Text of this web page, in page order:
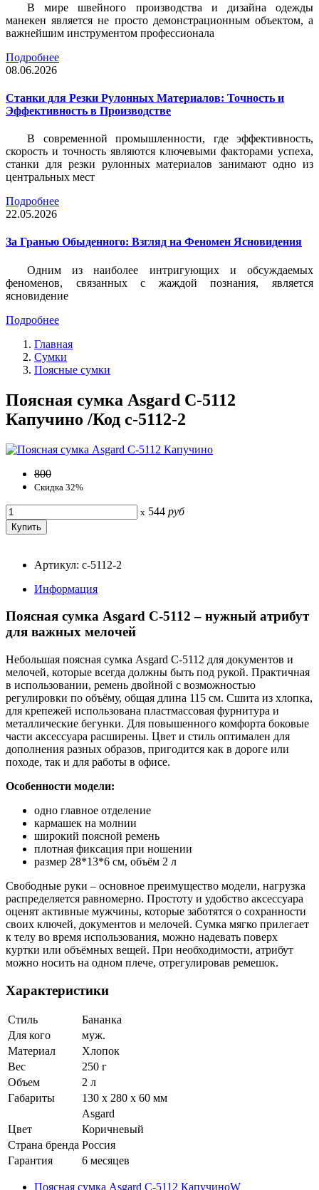
В мире швейного производства и дизайна одежды
манекен является не просто демонстрационным объектом, а
важнейшим инструментом профессионала
Подробнее
08.06.2026
Станки для Резки Рулонных Материалов: Точность и
Эффективность в Производстве
В современной промышленности, где эффективность,
скорость и точность являются ключевыми факторами успеха,
станки для резки рулонных материалов занимают одно из
центральных мест
Подробнее
22.05.2026
За Гранью Обыденного: Взгляд на Феномен Ясновидения
Одним из наиболее интригующих и обсуждаемых
феноменов, связанных с жаждой познания, является
ясновидение
Подробнее
Главная
Сумки
Поясные сумки
Поясная сумка Asgard С-5112
Капучино /Код с-5112-2
800
Скидка 32%
x 544 руб
Артикул: с-5112-2
Информация
Поясная сумка Asgard С-5112 – нужный атрибут
для важных мелочей
Небольшая поясная сумка Asgard С-5112 для документов и
мелочей, которые всегда должны быть под рукой. Практичная
в использовании, ремень двойной с возможностью
регулировки по объёму, общая длина 115 см. Сшита из хлопка,
для крепежей использована пластмассовая фурнитура и
металлические бегунки. Для повышенного комфорта боковые
части аксессуара расширены. Цвет и стиль оптимален для
дополнения разных образов, пригодится как в дороге или
походе, так и для работы в офисе.
Особенности модели:
одно главное отделение
кармашек на молнии
широкий поясной ремень
плотная фиксация при ношении
размер 28*13*6 см, объём 2 л
Свободные руки – основное преимущество модели, нагрузка
распределяется равномерно. Простоту и удобство аксессуара
оценят активные мужчины, которые заботятся о сохранности
своих ключей, документов и мелочей. Сумка мягко прилегает
к телу во время использования, можно надевать поверх
куртки или объёмных вещей. При необходимости, атрибут
можно носить на одном плече, отрегулировав ремешок.
Характеристики
Стиль
Бананка
Для кого
муж.
Материал
Хлопок
Вес
250 г
Объем
2 л
Габариты
130 x 280 x 60 мм
Asgard
Цвет
Коричневый
Страна бренда Россия
Гарантия
6 месяцев
Поясная сумка Asgard С-5112 КапучиноW